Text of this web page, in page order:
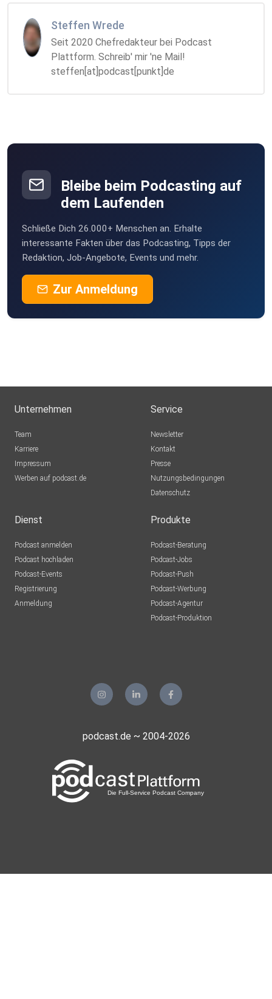
Steffen Wrede
Seit 2020 Chefredakteur bei Podcast
Plattform. Schreib' mir 'ne Mail!
steffen[at]podcast[punkt]de
Bleibe beim Podcasting auf
dem Laufenden
Schließe Dich 26.000+ Menschen an. Erhalte
interessante Fakten über das Podcasting, Tipps der
Redaktion, Job-Angebote, Events und mehr.
Zur Anmeldung
Unternehmen
Team
Karriere
Impressum
Werben auf podcast.de
Service
Newsletter
Kontakt
Presse
Nutzungsbedingungen
Datenschutz
Dienst
Podcast anmelden
Podcast hochladen
Podcast-Events
Registrierung
Anmeldung
Produkte
Podcast-Beratung
Podcast-Jobs
Podcast-Push
Podcast-Werbung
Podcast-Agentur
Podcast-Produktion
podcast.de ~ 2004-2026